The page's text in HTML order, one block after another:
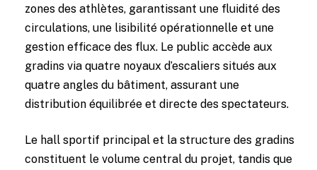
zones des athlètes, garantissant une fluidité des
circulations, une lisibilité opérationnelle et une
gestion efficace des flux. Le public accède aux
gradins via quatre noyaux d’escaliers situés aux
quatre angles du bâtiment, assurant une
distribution équilibrée et directe des spectateurs.
Le hall sportif principal et la structure des gradins
constituent le volume central du projet, tandis que